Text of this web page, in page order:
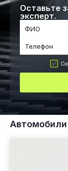
Оставьте
эксперт.